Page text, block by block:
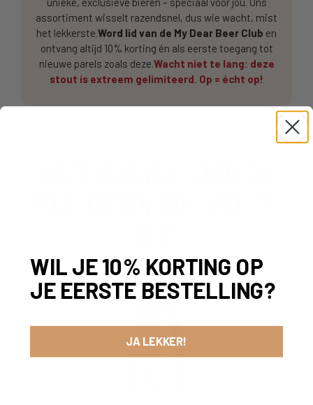
assortiment wisselt razendsnel, dus wie wacht, mist
het lekkerste.Word lid van de My Dear Beer Club en
ontvang altijd 10% korting én als eerste toegang tot
nieuwe parels zoals deze.Wacht niet te lang: deze
stout is extreem gelimiteerd. Op = écht op!
WIL JE 10% KORTING OP
JE EERSTE BESTELLING?
JA LEKKER!